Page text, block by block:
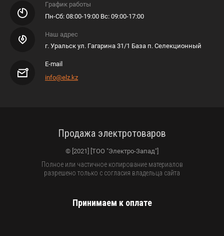
График работы
​​​​​​Пн-Сб: 08:00-19:00 Вс: 09:00-17:00
Наш адрес
г. Уральск ул. Гагарина 31/1 База п. Селекционный
E-mail
info@elz.kz
Продажа электротоваров
© [2021] [ТОО "Электро-Запад"]
Полное или частичное копирование материалов
разрешено только с согласия владельца сайта
Принимаем к оплате